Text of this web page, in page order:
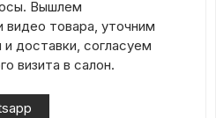
Вышлем
товара, уточним
доставки, согласуем
визита в салон.